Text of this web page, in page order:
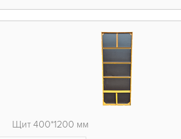
Щит 400*1200 мм